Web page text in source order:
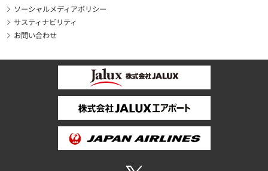
ソーシャルメディアポリシー
サスティナビリティ
お問い合わせ